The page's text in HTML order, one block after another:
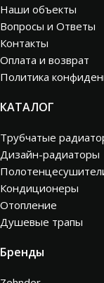
Наши объекты
Вопросы и Ответы
Контакты
Оплата и возврат
Политика
КАТАЛОГ
Трубчатые
Дизайн-радиаторы
Кондиционеры
Отопление
Душевые трапы
Бренды